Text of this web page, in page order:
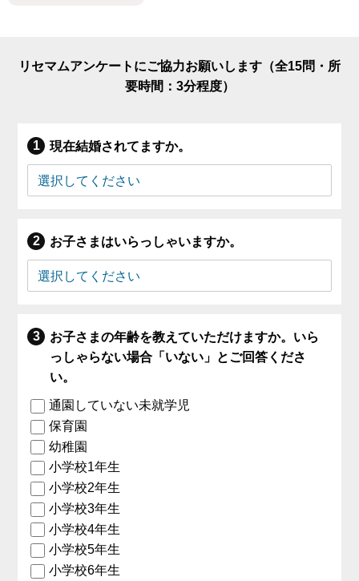
リセマムアンケートにご協力お願いします（全15問・所
要時間：3分程度）
現在結婚されてますか。
お子さまはいらっしゃいますか。
お子さまの年齢を教えていただけますか。いら
っしゃらない場合「いない」とご回答くださ
い。
通園していない未就学児
保育園
幼稚園
小学校1年生
小学校2年生
小学校3年生
小学校4年生
小学校5年生
小学校6年生